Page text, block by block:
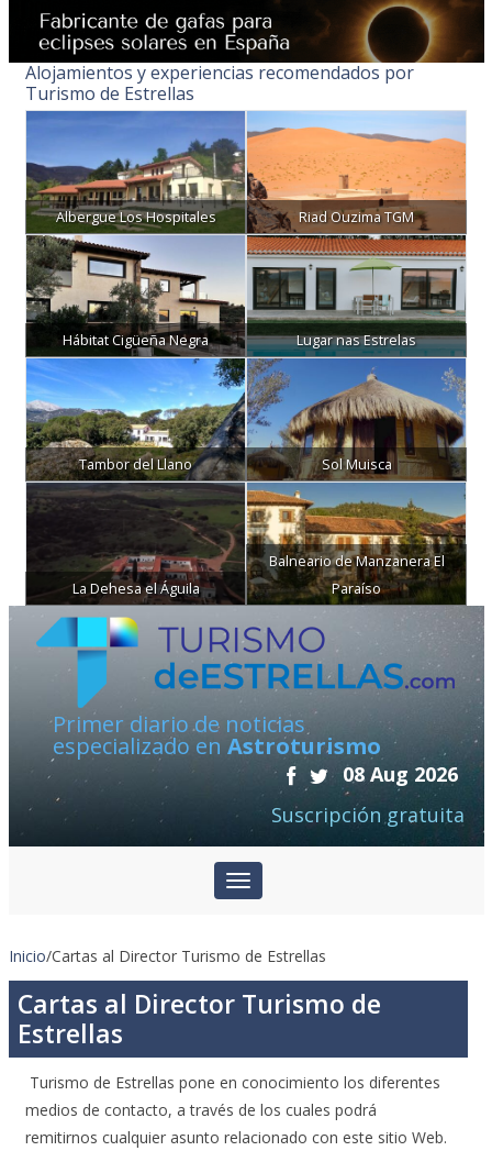
Alojamientos y experiencias recomendados por
Turismo de Estrellas
Albergue Los Hospitales Riad Ouzima TGM
Hábitat Cigüeña Negra Lugar nas Estrelas
Tambor del Llano Sol Muisca
La Dehesa el Águila
Balneario de Manzanera El
Paraíso
Primer diario de noticias
especializado en Astroturismo
08 Aug 2026
Suscripción gratuita
Inicio/Cartas al Director Turismo de Estrellas
Cartas al Director Turismo de
Estrellas
Turismo de Estrellas pone en conocimiento los diferentes
medios de contacto, a través de los cuales podrá
remitirnos cualquier asunto relacionado con este sitio Web.